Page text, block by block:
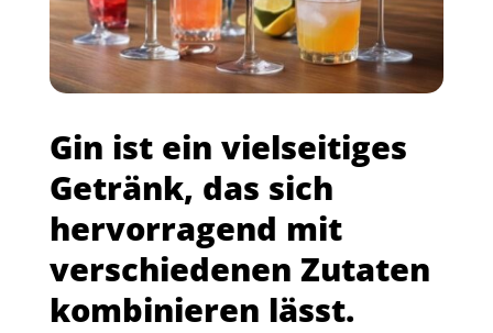
Gin ist ein vielseitiges
Getränk, das sich
hervorragend mit
verschiedenen Zutaten
kombinieren lässt.